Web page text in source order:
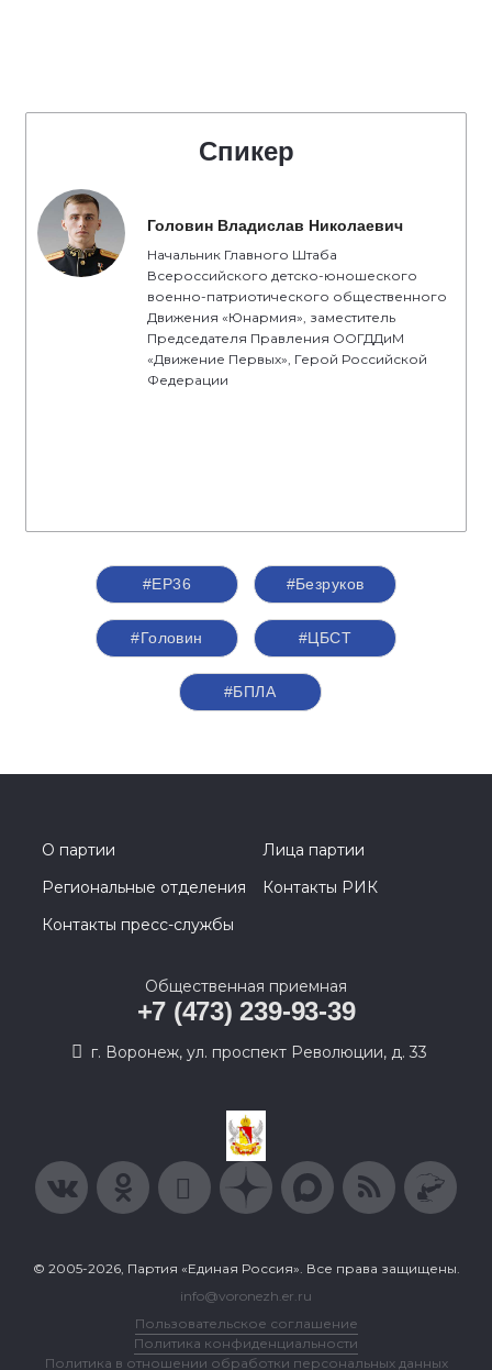
Спикер
Головин Владислав Николаевич
Начальник Главного Штаба
Всероссийского детско-юношеского
военно-патриотического общественного
Движения «Юнармия», заместитель
Председателя Правления ООГДДиМ
«Движение Первых», Герой Российской
Федерации
#ЕР36 #Безруков
#Головин #ЦБСТ
#БПЛА
О партии
Лица партии
Региональные отделения
Контакты РИК
Контакты пресс-службы
Общественная приемная
+7 (473) 239-93-39
г. Воронеж, ул. проспект Революции, д. 33
© 2005-2026, Партия «Единая Россия». Все права защищены.
info@voronezh.er.ru
Пользовательское соглашение
Политика конфиденциальности
Политика в отношении обработки персональных данных